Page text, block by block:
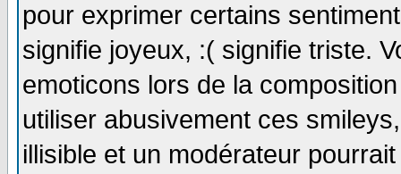
pour exprimer certains
signifie joyeux, :( signifie triste.
emoticons lors de la
utiliser abusivement ces
illisible et un modérateur